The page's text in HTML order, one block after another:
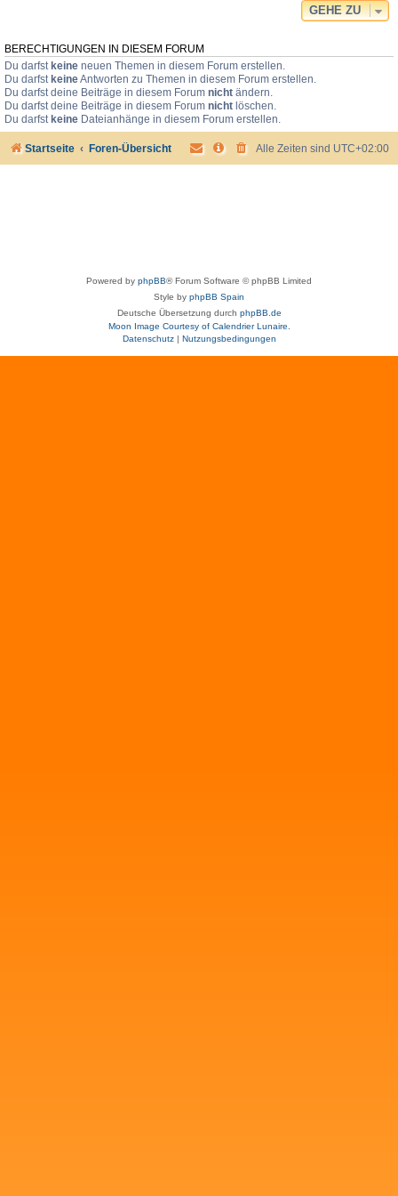
GEHE ZU
BERECHTIGUNGEN IN DIESEM FORUM
Du darfst keine neuen Themen in diesem Forum erstellen.
Du darfst keineAntworten zu Themen in diesem Forum erstellen.
Du darfst deine Beiträge in diesem Forum nicht ändern.
Du darfst deine Beiträge in diesem Forum nicht löschen.
Du darfst keine Dateianhänge in diesem Forum erstellen.
Startseite Foren-Übersicht Alle Zeiten sind UTC+02:00
Powered by phpBB® Forum Software © phpBB Limited
Style by phpBB Spain
Deutsche Übersetzung durch phpBB.de
Moon Image Courtesy of Calendrier Lunaire.
Datenschutz| Nutzungsbedingungen